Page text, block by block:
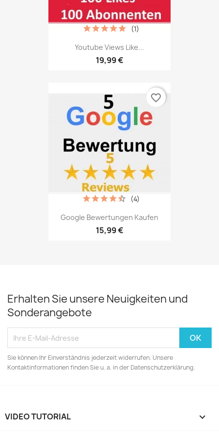
Youtube Views Like...
19,99 €
(1)
Google Bewertungen Kaufen
15,99 €
(4)
favorite_border
Erhalten Sie unsere Neuigkeiten und
Sonderangebote
Sie können Ihr Einverständnis jederzeit widerrufen. Unsere
Kontaktinformationen finden Sie u. a. in der Datenschutzerklärung.
VIDEO TUTORIAL 